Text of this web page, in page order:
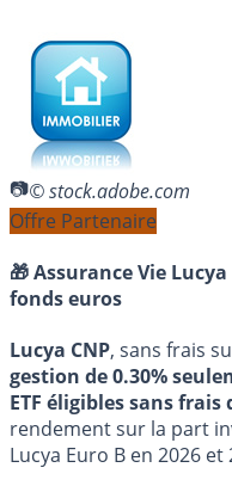
© stock.adobe.com
Offre Partenaire
🎁 Assurance Vie Lucya
fonds euros
Lucya CNP, sans frais
gestion de 0.30%
ETF éligibles sans
rendement sur la part
Lucya Euro B en 2026